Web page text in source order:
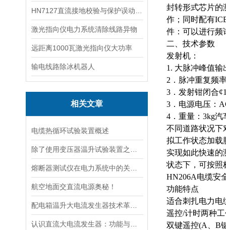
激光指向仪电力系统清除线路异物
远距离1000瓦激光指向仪大功率
输电线路除冰机器人
相关文章
电缆热循环试验装置概述
航空地面交直流电源奥秘！
封转形式芯片的
作；同时配有
件：可以进行频
二、技术参数
发射机：
1. 大脉冲峰值输
2．脉冲重复频
3．发射钳闭合
3．电源电压：
4．重量：3kg
不同道路状况下
拟工作状态加载
实现如此快速的
状态下，可按照
HN206A电缆安
功能特点
适合刺扎电力电
遥控/计时两种
双键遥控(A、B